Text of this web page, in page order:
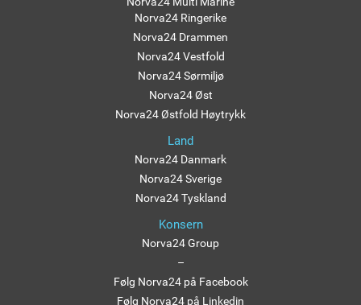
Norva24 Ringerike
Norva24 Drammen
Norva24 Vestfold
Norva24 Sørmiljø
Norva24 Øst
Norva24 Østfold Høytrykk
Land
Norva24 Danmark
Norva24 Sverige
Norva24 Tyskland
Konsern
Norva24 Group
–
Følg Norva24 på Facebook
Følg Norva24 på Linkedin